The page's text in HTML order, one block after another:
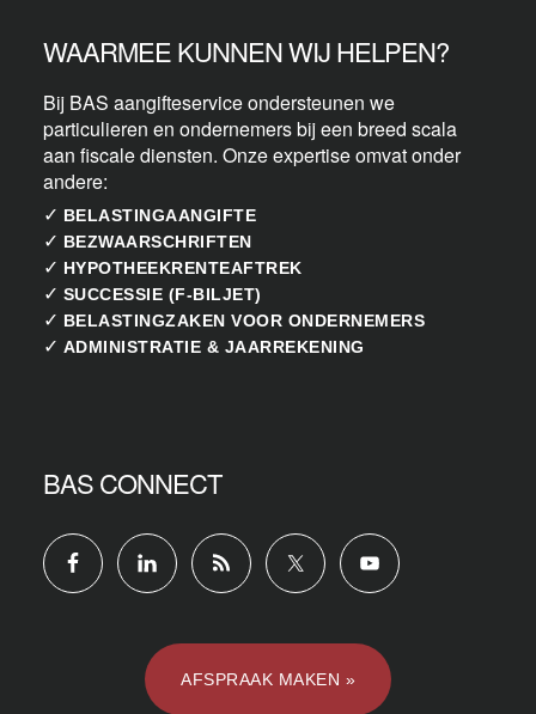
WAARMEE KUNNEN WIJ HELPEN?
Bij BAS aangifteservice ondersteunen we
particulieren en ondernemers bij een breed scala
aan fiscale diensten. Onze expertise omvat onder
andere:
✓ BELASTINGAANGIFTE
✓ BEZWAARSCHRIFTEN
✓ HYPOTHEEKRENTEAFTREK
✓ SUCCESSIE (F-BILJET)
✓ BELASTINGZAKEN VOOR ONDERNEMERS
✓ ADMINISTRATIE & JAARREKENING
BAS CONNECT
AFSPRAAK MAKEN »